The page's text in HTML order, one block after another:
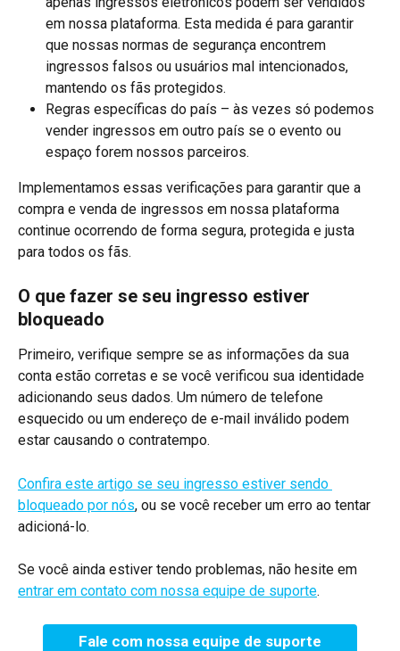
em nossa plataforma. Esta medida é para garantir
que nossas normas de segurança encontrem
ingressos falsos ou usuários mal intencionados,
mantendo os fãs protegidos.
Regras específicas do país – às vezes só podemos
vender ingressos em outro país se o evento ou
espaço forem nossos parceiros.
Implementamos essas verificações para garantir que a
compra e venda de ingressos em nossa plataforma
continue ocorrendo de forma segura, protegida e justa
para todos os fãs.
O que fazer se seu ingresso estiver
bloqueado
Primeiro, verifique sempre se as informações da sua
conta estão corretas e se você verificou sua identidade
adicionando seus dados. Um número de telefone
esquecido ou um endereço de e-mail inválido podem
estar causando o contratempo.
Confira este artigo se seu ingresso estiver sendo
bloqueado por nós, ou se você receber um erro ao tentar
adicioná-lo.
Se você ainda estiver tendo problemas, não hesite em
entrar em contato com nossa equipe de suporte.
Fale com nossa equipe de suporte